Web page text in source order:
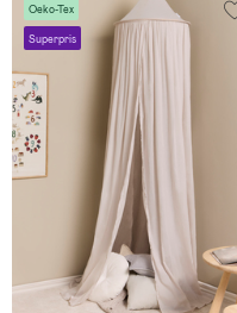
Oeko-Tex
Superpris